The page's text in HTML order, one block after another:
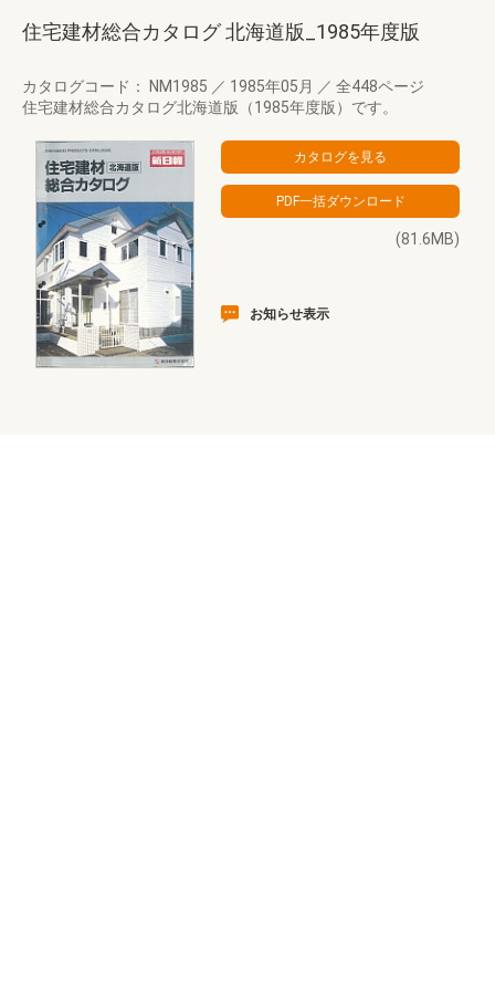
住宅建材総合カタログ 北海道版_1985年度版
カタログコード： NM1985 ／ 1985年05月 ／ 全448ページ
住宅建材総合カタログ北海道版（1985年度版）です。
(81.6MB)
お知らせ表示